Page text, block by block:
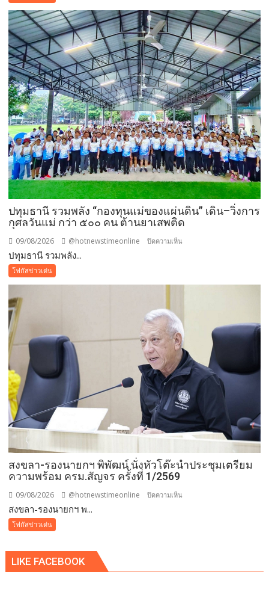
ล่าสุด
เบื้อง
ต้นทาง
โรงเรียน
ญว.
ได้
ปิด
ประตู
ทั้งหมด
ปทุมธานี รวมพลัง “กองทุนแม่ของแผ่นดิน” เดิน–วิ่งการ
กุศลวันแม่ กว่า ๕๐๐ คน ต้านยาเสพติด
09/08/2026 @hotnewstimeonline ปิดความเห็น
แผ่น
ดิน”
เดิน–
วิ่ง
การ
กุศล
วัน
แม่
กว่า
๕๐๐
คน
ปทุมธานี รวมพลัง...
โฟกัสข่าวเด่น
สงขลา-รองนายกฯ พิพัฒน์ นั่งหัวโต๊ะนำประชุมเตรียม
ความพร้อม ครม.สัญจร ครั้งที่ 1/2569
09/08/2026 @hotnewstimeonline ปิดความเห็น
นั่ง
สงขลา-รองนายกฯ พ...
โฟกัสข่าวเด่น
LIKE FACEBOOK